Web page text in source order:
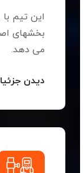
این تیم
بخشهای
می دهد.
دیدن